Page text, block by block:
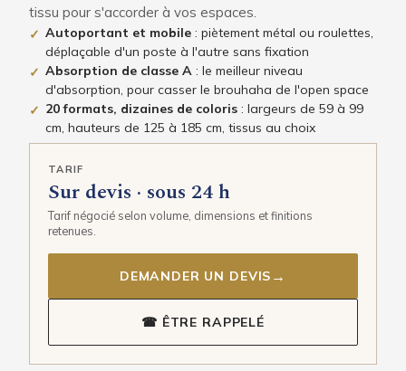
tissu pour s'accorder à vos espaces.
✓ Autoportant et mobile : piètement métal ou roulettes,
déplaçable d'un poste à l'autre sans fixation
✓ Absorption de classe A : le meilleur niveau
d'absorption, pour casser le brouhaha de l'open space
✓ 20 formats, dizaines de coloris : largeurs de 59 à 99
cm, hauteurs de 125 à 185 cm, tissus au choix
TARIF
Sur devis · sous 24 h
Tarif négocié selon volume, dimensions et finitions
retenues.
DEMANDER UN DEVIS →
☎ ÊTRE RAPPELÉ